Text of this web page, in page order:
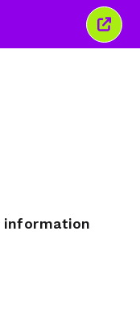
이
창
information